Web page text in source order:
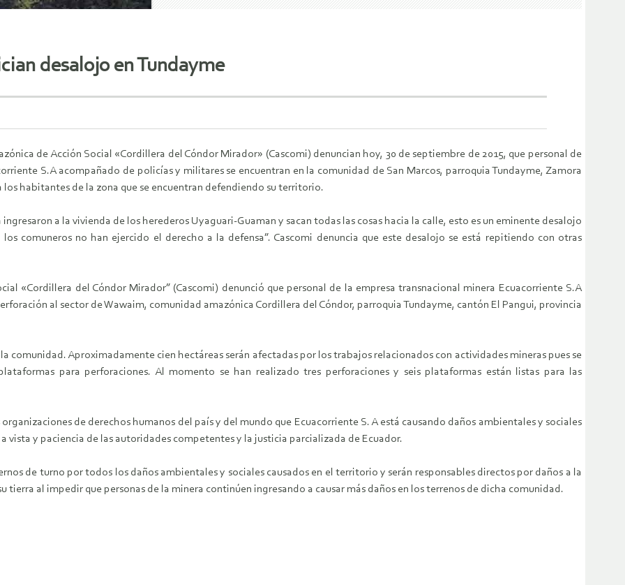
desalojo en Tundayme
de Acción Social «Cordillera del Cóndor Mirador» (Cascomi) denuncian hoy, 30 de septiembre de 2015, que personal de
S.A acompañado de policías y militares se encuentran en la comunidad de San Marcos, parroquia Tundayme, Zamora
los habitantes de la zona que se encuentran defendiendo su territorio.
ingresaron a la vivienda de los herederos Uyaguari-Guaman y sacan todas las cosas hacia la calle, esto es un eminente desalojo
comuneros no han ejercido el derecho a la defensa”. Cascomi denuncia que este desalojo se está repitiendo con otras
«Cordillera del Cóndor Mirador” (Cascomi) denunció que personal de la empresa transnacional minera Ecuacorriente S.A
al sector de Wawaim, comunidad amazónica Cordillera del Cóndor, parroquia Tundayme, cantón El Pangui, provincia
comunidad. Aproximadamente cien hectáreas serán afectadas por los trabajos relacionados con actividades mineras pues se
para perforaciones. Al momento se han realizado tres perforaciones y seis plataformas están listas para las
de derechos humanos del país y del mundo que Ecuacorriente S. A está causando daños ambientales y sociales
vista y paciencia de las autoridades competentes y la justicia parcializada de Ecuador.
de turno por todos los daños ambientales y sociales causados en el territorio y serán responsables directos por daños a la
al impedir que personas de la minera continúen ingresando a causar más daños en los terrenos de dicha comunidad.